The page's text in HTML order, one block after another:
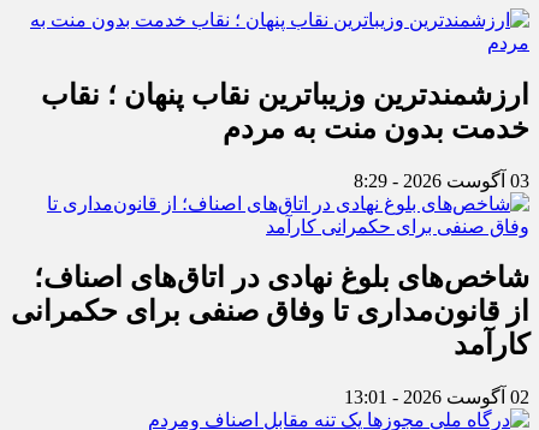
ارزشمندترین وزیباترین نقاب پنهان ؛ نقاب
خدمت بدون منت به مردم
03 آگوست 2026 - 8:29
شاخص‌های بلوغ نهادی در اتاق‌های اصناف؛
از قانون‌مداری تا وفاق صنفی برای حکمرانی
کارآمد
02 آگوست 2026 - 13:01